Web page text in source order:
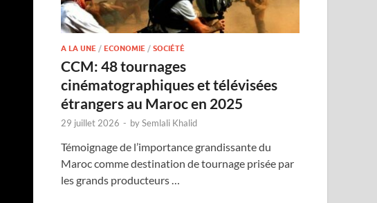
A LA UNE /ECONOMIE /SOCIÉTÉ
CCM: 48 tournages
cinématographiques et télévisées
étrangers au Maroc en 2025
29 juillet 2026 - bySemlali Khalid
Témoignage de l’importance grandissante du
Maroc comme destination de tournage prisée par
les grands producteurs …